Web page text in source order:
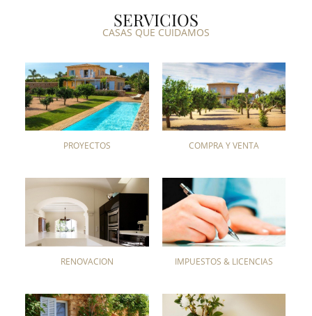
SERVICIOS
CASAS QUE CUIDAMOS
PROYECTOS COMPRA Y VENTA
RENOVACIÓN IMPUESTOS & LICENCIAS